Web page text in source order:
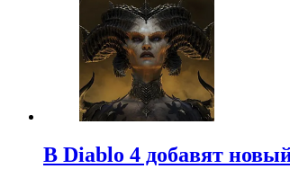
В Diablo 4 добавят